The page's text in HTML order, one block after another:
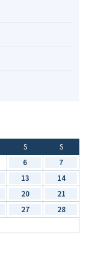
S
S
6
7
13
14
20
21
27
28